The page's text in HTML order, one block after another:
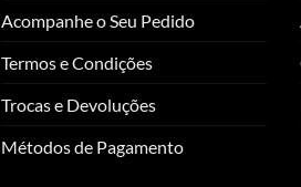
Acompanhe o Seu Pedido
Termos e Condições
Trocas e Devoluções
Métodos de Pagamento